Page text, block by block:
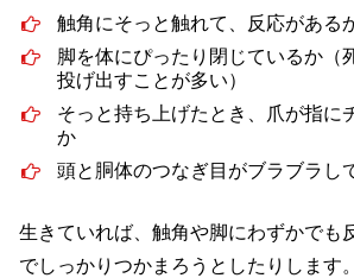
触角にそっと触れて、反応がある
脚を体にぴったり閉じているか（
投げ出すことが多い）
そっと持ち上げたとき、爪が指に
か
頭と胴体のつなぎ目がブラブラし
生きていれば、触角や脚にわずかでも
でしっかりつかまろうとしたりします。